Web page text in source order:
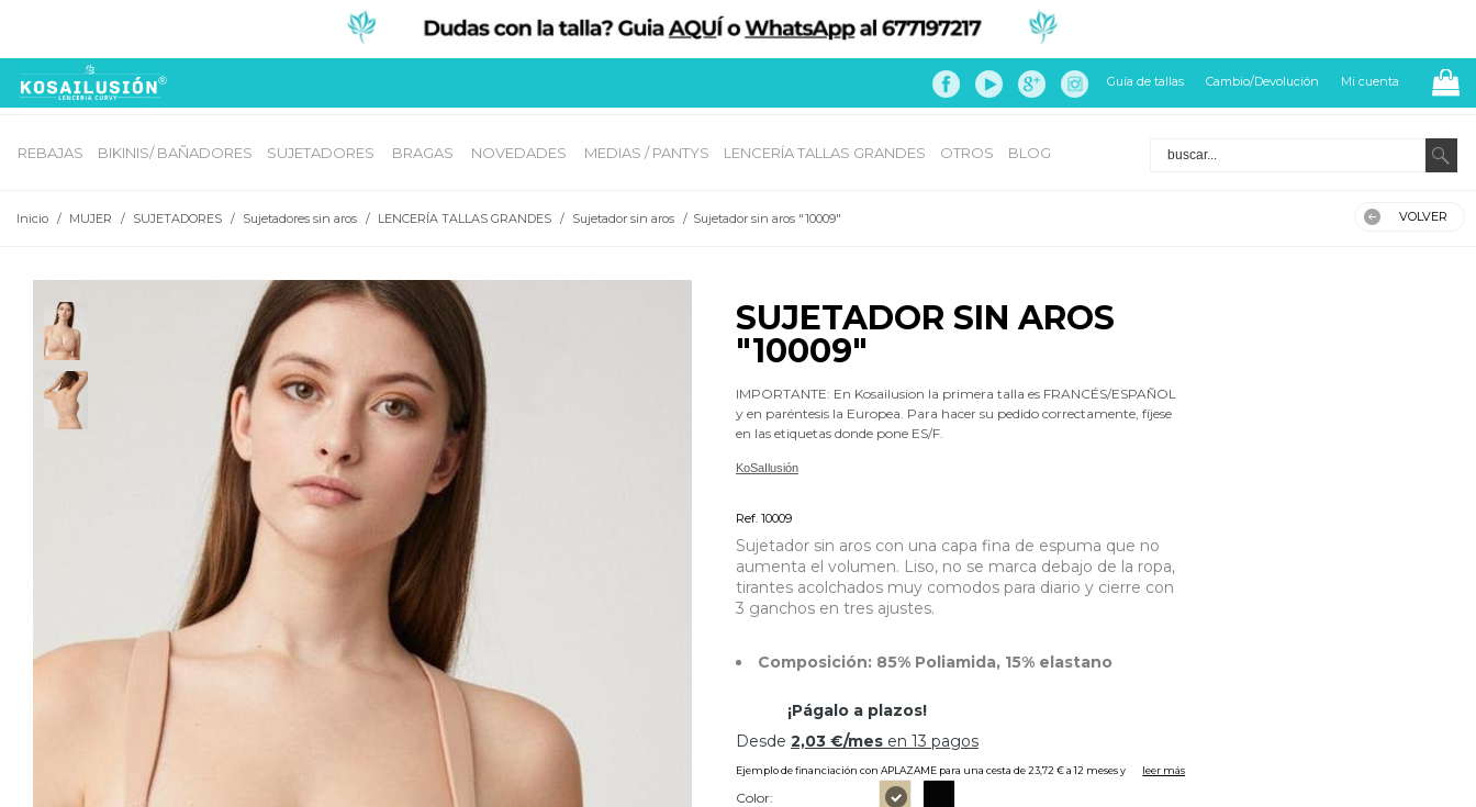
Guía de tallas Cambio/Devolución Mi cuenta
REBAJAS BIKINIS/ BAÑADORES SUJETADORES BRAGAS NOVEDADES MEDIAS / PANTYS LENCERÍA TALLAS GRANDES OTROS BLOG
Inicio / MUJER / SUJETADORES / Sujetadores sin aros / LENCERÍA TALLAS GRANDES / Sujetador sin aros / Sujetador sin aros "10009" VOLVER
SUJETADOR SIN AROS
"10009"
IMPORTANTE: En Kosailusion la primera talla es FRANCÉS/ESPAÑOL
y en paréntesis la Europea. Para hacer su pedido correctamente, fíjese
en las etiquetas donde pone ES/F.
KoSaIlusión
Ref. 10009
Sujetador sin aros con una capa fina de espuma que no
aumenta el volumen. Liso, no se marca debajo de la ropa,
tirantes acolchados muy comodos para diario y cierre con
3 ganchos en tres ajustes.
Composición: 85% Poliamida, 15% elastano
Color: